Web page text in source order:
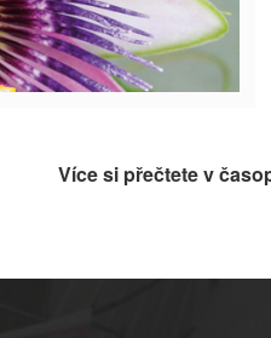
Více si přečtete v